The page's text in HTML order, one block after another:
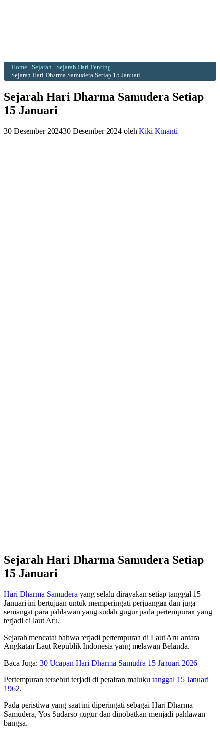
Home Sejarah
Sejarah Hari Penting
Sejarah Hari Dharma Samudera Setiap 15 Januari
Sejarah Hari Dharma Samudera Setiap
15 Januari
30 Desember 202430 Desember 2024 oleh Kiki Kinanti
Sejarah Hari Dharma Samudera Setiap
15 Januari
Hari Dharma Samudera yang selalu dirayakan setiap tanggal 15
Januari ini bertujuan untuk memperingati perjuangan dan juga
semangat para pahlawan yang sudah gugur pada pertempuran yang
terjadi di laut Aru.
Sejarah mencatat bahwa terjadi pertempuran di Laut Aru antara
Angkatan Laut Republik Indonesia yang melawan Belanda.
Baca Juga: 30 Ucapan Hari Dharma Samudra 15 Januari 2026
Pertempuran tersebut terjadi di perairan maluku tanggal 15 Januari
1962.
Pada peristiwa yang saat ini diperingati sebagai Hari Dharma
Samudera, Yos Sudarso gugur dan dinobatkan menjadi pahlawan
bangsa.